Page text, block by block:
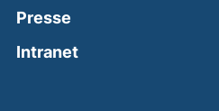
Presse
Intranet(external link,